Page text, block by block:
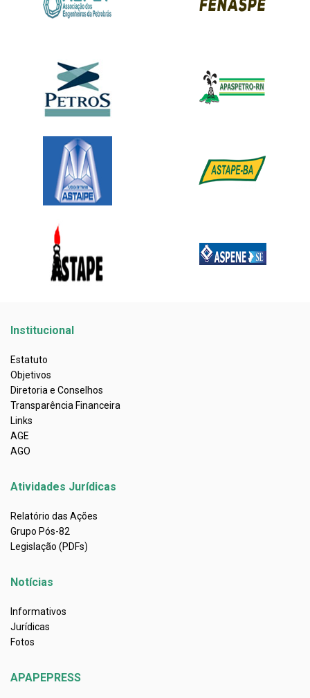
Institucional
Estatuto
Objetivos
Diretoria e Conselhos
Transparência Financeira
Links
AGE
AGO
Atividades Jurídicas
Relatório das Ações
Grupo Pós-82
Legislação (PDFs)
Notícias
Informativos
Jurídicas
Fotos
APAPEPRESS